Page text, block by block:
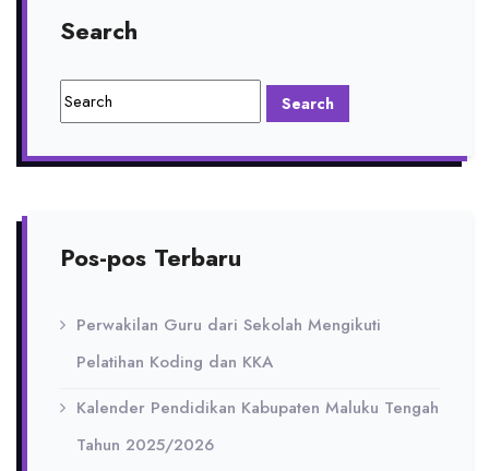
Search
Pos-pos Terbaru
Perwakilan Guru dari Sekolah Mengikuti
Pelatihan Koding dan KKA
Kalender Pendidikan Kabupaten Maluku Tengah
Tahun 2025/2026